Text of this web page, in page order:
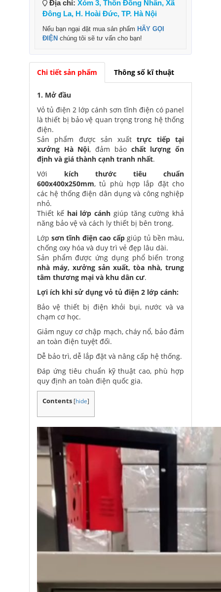
Địa chỉ: Xóm 3, Thôn Đồng Nhân, Xã
Đông La, H. Hoài Đức, TP. Hà Nội
Nếu bạn ngại đặt mua sản phẩm HÃY GỌI
ĐIỆN chúng tôi sẽ tư vấn cho bạn!
Chi tiết sản phẩm Thông số kĩ thuật
1. Mở đầu
Vỏ tủ điện 2 lớp cánh sơn tĩnh điện có panel
là thiết bị bảo vệ quan trọng trong hệ thống
điện.
Sản phẩm được sản xuấttrực tiếp tại
xưởng Hà Nội, đảm bảo chất lượng ổn
định và giá thành cạnh tranh nhất.
Với kích thước tiêu chuẩn
600x400x250mm, tủ phù hợp lắp đặt cho
các hệ thống điện dân dụng và công nghiệp
nhỏ.
Thiết kế hai lớp cánh giúp tăng cường khả
năng bảo vệ và cách ly thiết bị bên trong.
Lớpsơn tĩnh điện cao cấp giúp tủ bền màu,
chống oxy hóa và duy trì vẻ đẹp lâu dài.
Sản phẩm được ứng dụng phổ biến trong
nhà máy, xưởng sản xuất, tòa nhà, trung
tâm thương mại và khu dân cư.
Lợi ích khi sử dụng vỏ tủ điện 2 lớp cánh:
Bảo vệ thiết bị điện khỏi bụi, nước và va
chạm cơ học.
Giảm nguy cơ chập mạch, cháy nổ, bảo đảm
an toàn điện tuyệt đối.
Dễ bảo trì, dễ lắp đặt và nâng cấp hệ thống.
Đáp ứng tiêu chuẩn kỹ thuật cao, phù hợp
quy định an toàn điện quốc gia.
Contents [hide]